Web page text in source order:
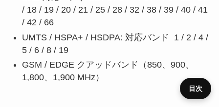
/ 18 / 19 / 20 / 21 / 25 / 28 / 32 / 38 / 39 / 40 / 41
/ 42 / 66
UMTS / HSPA+ / HSDPA: 対応バンド 1 / 2 / 4 /
5 / 6 / 8 / 19
GSM / EDGE クアッドバンド（850、900、
1,800、1,900 MHz）
目次